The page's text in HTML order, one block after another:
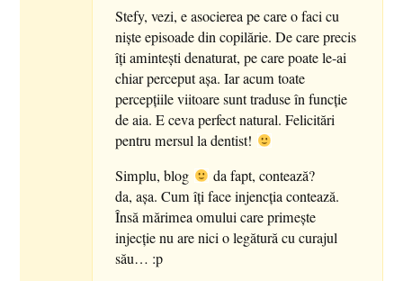
Stefy, vezi, e asocierea pe care o faci cu
nişte episoade din copilărie. De care precis
îţi aminteşti denaturat, pe care poate le-ai
chiar perceput aşa. Iar acum toate
percepţiile viitoare sunt traduse în funcţie
de aia. E ceva perfect natural. Felicitări
pentru mersul la dentist!
Simplu, blog
da fapt, contează?
da, aşa. Cum îţi face injencţia contează.
Însă mărimea omului care primeşte
injecţie nu are nici o legătură cu curajul
său… :p